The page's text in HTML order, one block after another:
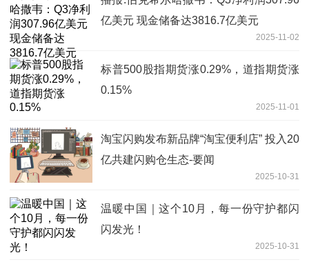
亿美元 现金储备达3816.7亿美元
2025-11-02
标普500股指期货涨0.29%，道指期货涨
0.15%
2025-11-01
淘宝闪购发布新品牌“淘宝便利店” 投入20
亿共建闪购仓生态-要闻
2025-10-31
温暖中国｜这个10月，每一份守护都闪
闪发光！
2025-10-31